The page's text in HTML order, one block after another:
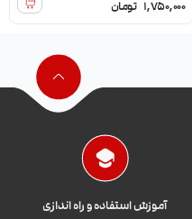
1,750,000 تومان
آموزش استفاده و راه اندازی